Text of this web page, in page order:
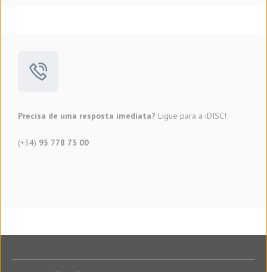
Precisa de uma resposta imediata? Ligue para a iDISC!
(+34) 93 778 73 00